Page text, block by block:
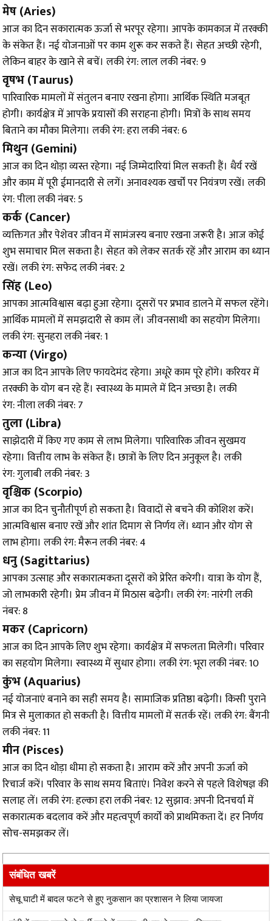
मेष (Aries)
आज का दिन सकारात्मक ऊर्जा से भरपूर रहेगा। आपके कामकाज में तरक्की
के संकेत हैं। नई योजनाओं पर काम शुरू कर सकते हैं। सेहत अच्छी रहेगी,
लेकिन बाहर के खाने से बचें। लकी रंग: लाल लकी नंबर: 9
वृषभ (Taurus)
पारिवारिक मामलों में संतुलन बनाए रखना होगा। आर्थिक स्थिति मजबूत
होगी। कार्यक्षेत्र में आपके प्रयासों की सराहना होगी। मित्रों के साथ समय
बिताने का मौका मिलेगा। लकी रंग: हरा लकी नंबर: 6
मिथुन (Gemini)
आज का दिन थोड़ा व्यस्त रहेगा। नई जिम्मेदारियां मिल सकती हैं। धैर्य रखें
और काम में पूरी ईमानदारी से लगें। अनावश्यक खर्चों पर नियंत्रण रखें। लकी
रंग: पीला लकी नंबर: 5
कर्क (Cancer)
व्यक्तिगत और पेशेवर जीवन में सामंजस्य बनाए रखना जरूरी है। आज कोई
शुभ समाचार मिल सकता है। सेहत को लेकर सतर्क रहें और आराम का ध्यान
रखें। लकी रंग: सफेद लकी नंबर: 2
सिंह (Leo)
आपका आत्मविश्वास बढ़ा हुआ रहेगा। दूसरों पर प्रभाव डालने में सफल रहेंगे।
आर्थिक मामलों में समझदारी से काम लें। जीवनसाथी का सहयोग मिलेगा।
लकी रंग: सुनहरा लकी नंबर: 1
कन्या (Virgo)
आज का दिन आपके लिए फायदेमंद रहेगा। अधूरे काम पूरे होंगे। करियर में
तरक्की के योग बन रहे हैं। स्वास्थ्य के मामले में दिन अच्छा है। लकी
रंग: नीला लकी नंबर: 7
तुला (Libra)
साझेदारी में किए गए काम से लाभ मिलेगा। पारिवारिक जीवन सुखमय
रहेगा। वित्तीय लाभ के संकेत हैं। छात्रों के लिए दिन अनुकूल है। लकी
रंग: गुलाबी लकी नंबर: 3
वृश्चिक (Scorpio)
आज का दिन चुनौतीपूर्ण हो सकता है। विवादों से बचने की कोशिश करें।
आत्मविश्वास बनाए रखें और शांत दिमाग से निर्णय लें। ध्यान और योग से
लाभ होगा। लकी रंग: मैरून लकी नंबर: 4
धनु (Sagittarius)
आपका उत्साह और सकारात्मकता दूसरों को प्रेरित करेगी। यात्रा के योग हैं,
जो लाभकारी रहेगी। प्रेम जीवन में मिठास बढ़ेगी। लकी रंग: नारंगी लकी
नंबर: 8
मकर (Capricorn)
आज का दिन आपके लिए शुभ रहेगा। कार्यक्षेत्र में सफलता मिलेगी। परिवार
का सहयोग मिलेगा। स्वास्थ्य में सुधार होगा। लकी रंग: भूरा लकी नंबर: 10
कुंभ (Aquarius)
नई योजनाएं बनाने का सही समय है। सामाजिक प्रतिष्ठा बढ़ेगी। किसी पुराने
मित्र से मुलाकात हो सकती है। वित्तीय मामलों में सतर्क रहें। लकी रंग: बैंगनी
लकी नंबर: 11
मीन (Pisces)
आज का दिन थोड़ा धीमा हो सकता है। आराम करें और अपनी ऊर्जा को
रिचार्ज करें। परिवार के साथ समय बिताएं। निवेश करने से पहले विशेषज्ञ की
सलाह लें। लकी रंग: हल्का हरा लकी नंबर: 12 सुझाव: अपनी दिनचर्या में
सकारात्मक बदलाव करें और महत्वपूर्ण कार्यों को प्राथमिकता दें। हर निर्णय
सोच-समझकर लें।
संबंधित खबरें
सेचू घाटी में बादल फटने से हुए नुकसान का प्रशासन ने लिया जायजा